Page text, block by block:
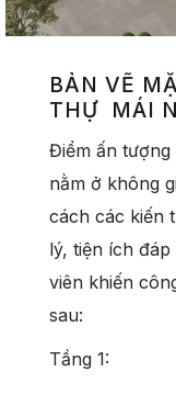
BẢN VẼ
THỰ MÁI
Điểm ấn tượng
nằm ở không
cách các kiến
lý, tiện ích
viên khiến
sau:
Tầng 1: